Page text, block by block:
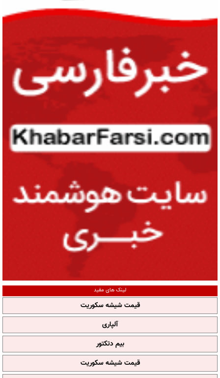
لینک های مفید
قیمت شیشه سکوریت
آلپاری
بیم دتکتور
قیمت شیشه سکوریت